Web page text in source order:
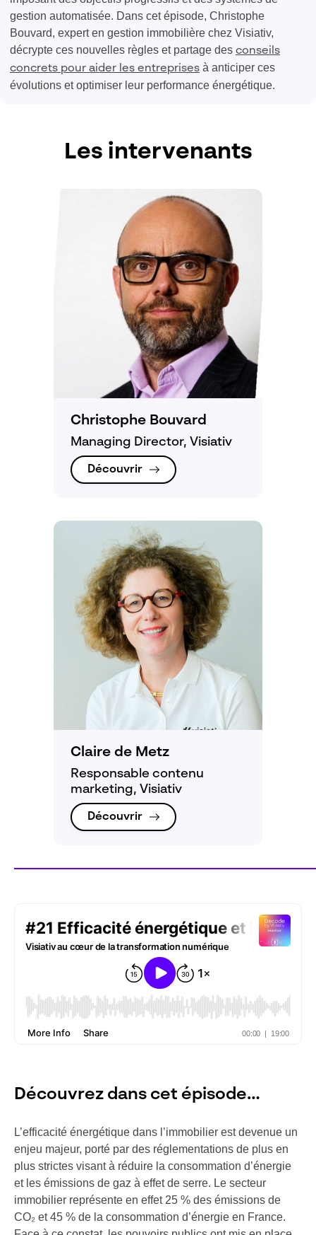
gestion automatisée. Dans cet épisode, Christophe
Bouvard, expert en gestion immobilière chez Visiativ,
décrypte ces nouvelles règles et partage des conseils
concrets pour aider les entreprises à anticiper ces
évolutions et optimiser leur performance énergétique.
Les intervenants
Christophe Bouvard
Managing Director, Visiativ
Découvrir
Claire de Metz
Responsable contenu
marketing, Visiativ
Découvrir
Découvrez dans cet épisode…
L’efficacité énergétique dans l’immobilier est devenue un
enjeu majeur, porté par des réglementations de plus en
plus strictes visant à réduire la consommation d’énergie
et les émissions de gaz à effet de serre. Le secteur
immobilier représente en effet 25 % des émissions de
CO₂ et 45 % de la consommation d’énergie en France.